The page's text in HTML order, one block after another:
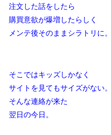
注文した話をしたら
購買意欲が爆増したらしく
メンテ後そのままシラトリに。
そこではキッズしかなく
サイトを見てもサイズがない。
そんな連絡が来た
翌日の今日。